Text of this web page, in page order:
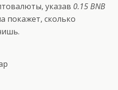
указав 0.15 BNB
покажет, сколько